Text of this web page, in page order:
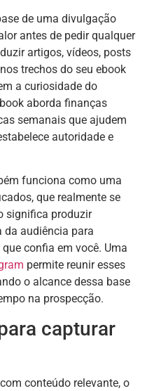
de uma divulgação
antes de pedir qualquer
artigos, vídeos, posts
trechos do seu ebook
a curiosidade do
aborda finanças
semanais que ajudem
autoridade e
funciona como uma
que realmente se
significa produzir
da audiência para
confia em você. Uma
permite reunir esses
o alcance dessa base
na prospecção.
capturar
conteúdo relevante, o